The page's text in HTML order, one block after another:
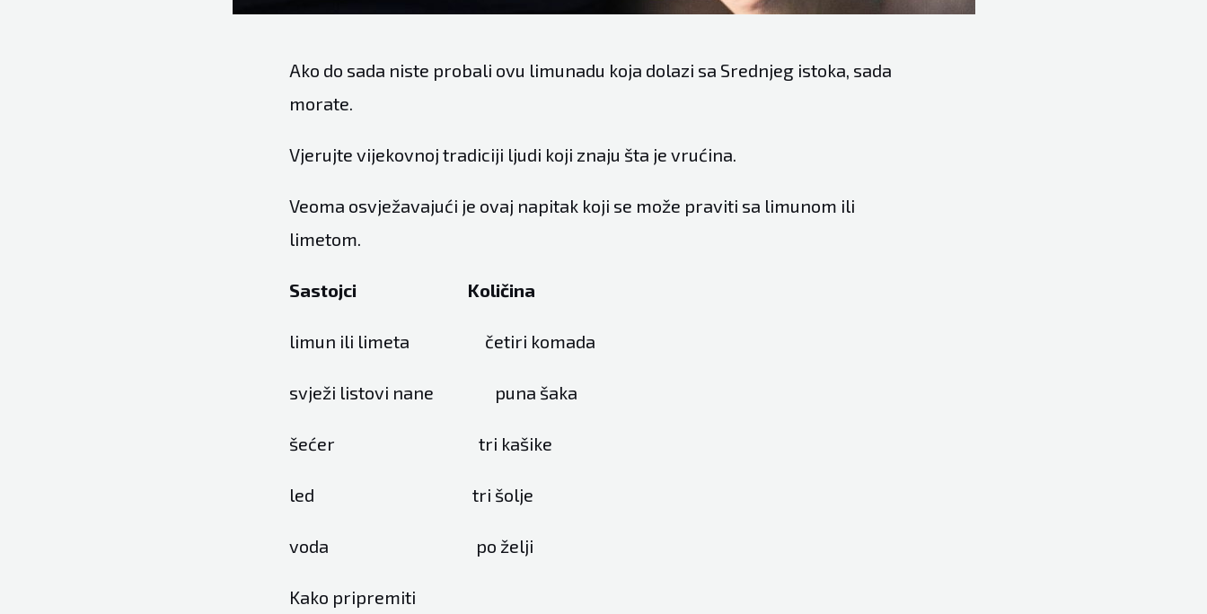
Ako do sada niste probali ovu limunadu koja dolazi sa Srednjeg istoka, sada
morate.
Vjerujte vijekovnoj tradiciji ljudi koji znaju šta je vrućina.
Veoma osvježavajući je ovaj napitak koji se može praviti sa limunom ili
limetom.
Sastojci Količina
limun ili limeta četiri komada
svježi listovi nane puna šaka
šećer tri kašike
led tri šolje
voda po želji
Kako pripremiti